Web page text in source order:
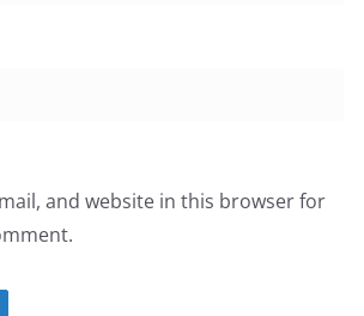
and website in this browser for